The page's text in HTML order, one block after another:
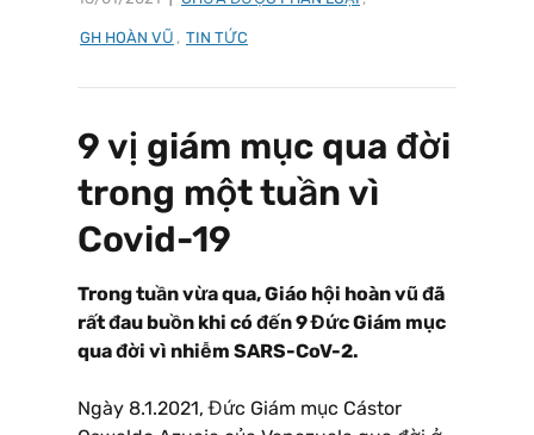
GH HOÀN VŨ , TIN TỨC
9 vị giám mục qua đời
trong một tuần vì
Covid-19
Trong tuần vừa qua, Giáo hội hoàn vũ đã
rất đau buồn khi có đến 9 Đức Giám mục
qua đời vì nhiễm SARS-CoV-2.
Ngày 8.1.2021, Đức Giám mục Cástor